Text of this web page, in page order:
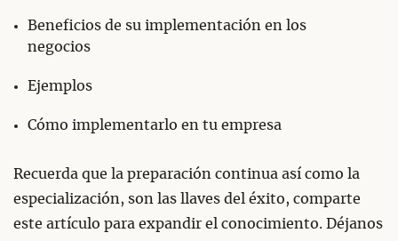
Beneficios de su implementación en los
negocios
Ejemplos
Cómo implementarlo en tu empresa
Recuerda que la preparación continua así como la
especialización, son las llaves del éxito, comparte
este artículo para expandir el conocimiento. Déjanos